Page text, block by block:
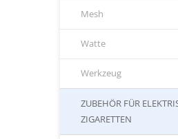
Mesh
Watte
Werkzeug
ZUBEHÖR FÜR
ZIGARETTEN